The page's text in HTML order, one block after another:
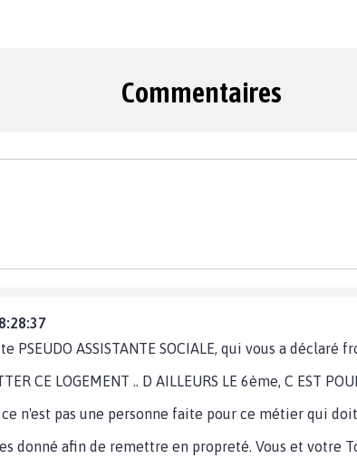
Commentaires
PSEUDO ASSISTANTE SOCIALE, qui vous a déclaré
CE LOGEMENT .. D AILLEURS LE 6ème, C EST
n'est pas une personne faite pour ce métier qui
donné afin de remettre en propreté. Vous et votre